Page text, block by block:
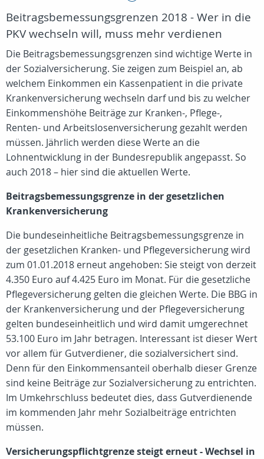
Beitragsbemessungsgrenzen 2018 - Wer in die
PKV wechseln will, muss mehr verdienen
Die Beitragsbemessungsgrenzen sind wichtige Werte in
der Sozialversicherung. Sie zeigen zum Beispiel an, ab
welchem Einkommen ein Kassenpatient in die private
Krankenversicherung wechseln darf und bis zu welcher
Einkommenshöhe Beiträge zur Kranken-, Pflege-,
Renten- und Arbeitslosenversicherung gezahlt werden
müssen. Jährlich werden diese Werte an die
Lohnentwicklung in der Bundesrepublik angepasst. So
auch 2018 – hier sind die aktuellen Werte.
Beitragsbemessungsgrenze in der gesetzlichen
Krankenversicherung
Die bundeseinheitliche Beitragsbemessungsgrenze in
der gesetzlichen Kranken- und Pflegeversicherung wird
zum 01.01.2018 erneut angehoben: Sie steigt von derzeit
4.350 Euro auf 4.425 Euro im Monat. Für die gesetzliche
Pflegeversicherung gelten die gleichen Werte. Die BBG in
der Krankenversicherung und der Pflegeversicherung
gelten bundeseinheitlich und wird damit umgerechnet
53.100 Euro im Jahr betragen. Interessant ist dieser Wert
vor allem für Gutverdiener, die sozialversichert sind.
Denn für den Einkommensanteil oberhalb dieser Grenze
sind keine Beiträge zur Sozialversicherung zu entrichten.
Im Umkehrschluss bedeutet dies, dass Gutverdienende
im kommenden Jahr mehr Sozialbeiträge entrichten
müssen.
Versicherungspflichtgrenze steigt erneut - Wechsel in